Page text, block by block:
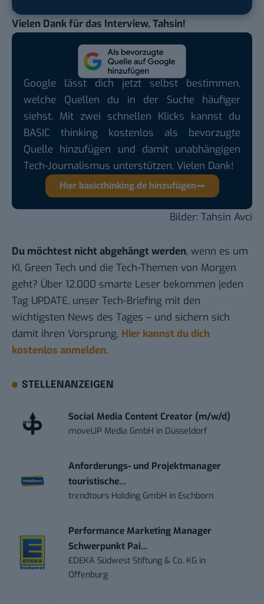
bestens entwickelt hat!
Vielen Dank für das Interview, Tahsin!
Google lässt dich jetzt selbst bestimmen,
welche Quellen du in der Suche häufiger
siehst. Mit zwei schnellen Klicks kannst du
BASIC thinking kostenlos als bevorzugte
Quelle hinzufügen und damit unabhängigen
Tech-Journalismus unterstützen. Vielen Dank!
Hier basicthinking.de hinzufügen
Bilder: Tahsin Avci
Du möchtest nicht abgehängt werden, wenn es um
KI, Green Tech und die Tech-Themen von Morgen
geht? Über 12.000 smarte Leser bekommen jeden
Tag UPDATE, unser Tech-Briefing mit den
wichtigsten News des Tages – und sichern sich
damit ihren Vorsprung. Hier kannst du dich
kostenlos anmelden.
STELLENANZEIGEN
Social Media Content Creator (m/w/d)
moveUP Media GmbH in Düsseldorf
Anforderungs- und Projektmanager
touristische...
trendtours Holding GmbH in Eschborn
Performance Marketing Manager
Schwerpunkt Pai...
EDEKA Südwest Stiftung & Co. KG in
Offenburg